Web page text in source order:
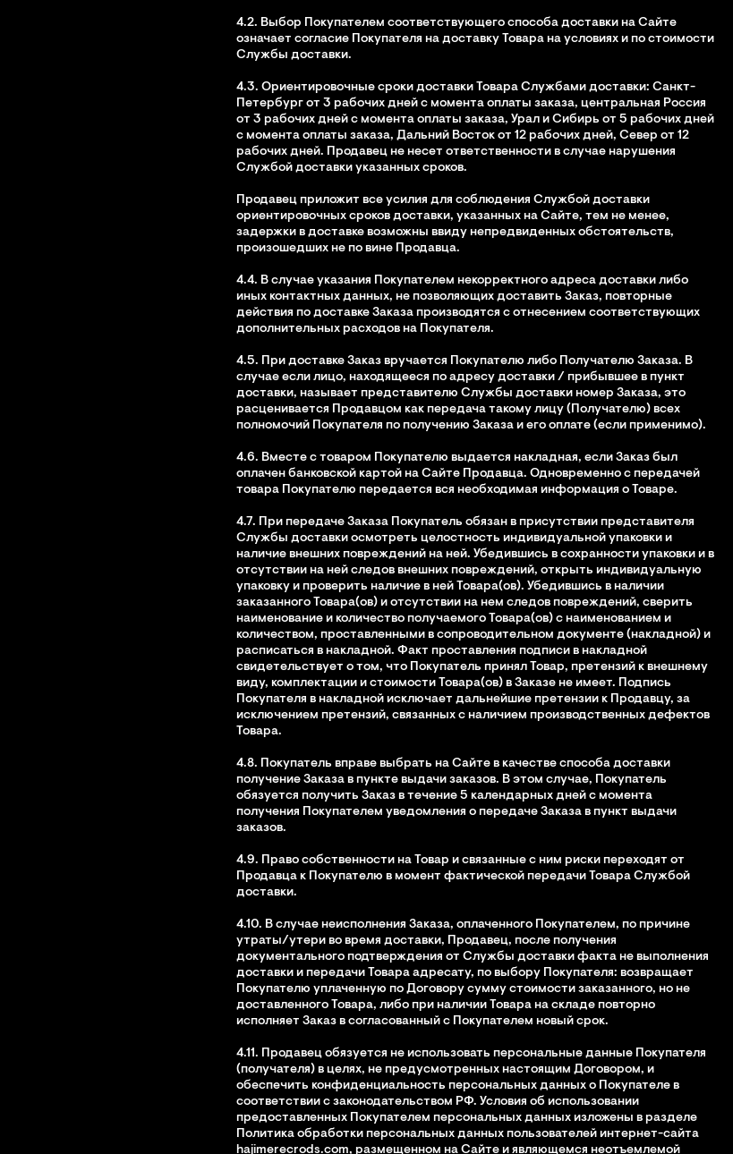
4.2. Выбор Покупателем соответствующего способа доставки на Сайте
означает согласие Покупателя на доставку Товара на условиях и по стоимости
Службы доставки.
4.3. Ориентировочные сроки доставки Товара Службами доставки: Санкт-
Петербург от 3 рабочих дней с момента оплаты заказа, центральная Россия
от 3 рабочих дней с момента оплаты заказа, Урал и Сибирь от 5 рабочих дней
с момента оплаты заказа, Дальний Восток от 12 рабочих дней, Север от 12
рабочих дней. Продавец не несет ответственности в случае нарушения
Службой доставки указанных сроков.
Продавец приложит все усилия для соблюдения Службой доставки
ориентировочных сроков доставки, указанных на Сайте, тем не менее,
задержки в доставке возможны ввиду непредвиденных обстоятельств,
произошедших не по вине Продавца.
4.4. В случае указания Покупателем некорректного адреса доставки либо
иных контактных данных, не позволяющих доставить Заказ, повторные
действия по доставке Заказа производятся с отнесением соответствующих
дополнительных расходов на Покупателя.
4.5. При доставке Заказ вручается Покупателю либо Получателю Заказа. В
случае если лицо, находящееся по адресу доставки / прибывшее в пункт
доставки, называет представителю Службы доставки номер Заказа, это
расценивается Продавцом как передача такому лицу (Получателю) всех
полномочий Покупателя по получению Заказа и его оплате (если применимо).
4.6. Вместе с товаром Покупателю выдается накладная, если Заказ был
оплачен банковской картой на Сайте Продавца. Одновременно с передачей
товара Покупателю передается вся необходимая информация о Товаре.
4.7. При передаче Заказа Покупатель обязан в присутствии представителя
Службы доставки осмотреть целостность индивидуальной упаковки и
наличие внешних повреждений на ней. Убедившись в сохранности упаковки и в
отсутствии на ней следов внешних повреждений, открыть индивидуальную
упаковку и проверить наличие в ней Товара(ов). Убедившись в наличии
заказанного Товара(ов) и отсутствии на нем следов повреждений, сверить
наименование и количество получаемого Товара(ов) с наименованием и
количеством, проставленными в сопроводительном документе (накладной) и
расписаться в накладной. Факт проставления подписи в накладной
свидетельствует о том, что Покупатель принял Товар, претензий к внешнему
виду, комплектации и стоимости Товара(ов) в Заказе не имеет. Подпись
Покупателя в накладной исключает дальнейшие претензии к Продавцу, за
исключением претензий, связанных с наличием производственных дефектов
Товара.
4.8. Покупатель вправе выбрать на Сайте в качестве способа доставки
получение Заказа в пункте выдачи заказов. В этом случае, Покупатель
обязуется получить Заказ в течение 5 календарных дней с момента
получения Покупателем уведомления о передаче Заказа в пункт выдачи
заказов.
4.9. Право собственности на Товар и связанные с ним риски переходят от
Продавца к Покупателю в момент фактической передачи Товара Службой
доставки.
4.10. В случае неисполнения Заказа, оплаченного Покупателем, по причине
утраты/утери во время доставки, Продавец, после получения
документального подтверждения от Службы доставки факта не выполнения
доставки и передачи Товара адресату, по выбору Покупателя: возвращает
Покупателю уплаченную по Договору сумму стоимости заказанного, но не
доставленного Товара, либо при наличии Товара на складе повторно
исполняет Заказ в согласованный с Покупателем новый срок.
4.11. Продавец обязуется не использовать персональные данные Покупателя
(получателя) в целях, не предусмотренных настоящим Договором, и
обеспечить конфиденциальность персональных данных о Покупателе в
соответствии с законодательством РФ. Условия об использовании
предоставленных Покупателем персональных данных изложены в разделе
Политика обработки персональных данных пользователей интернет-сайта
hajimerecrods.com, размещенном на Сайте и являющемся неотъемлемой